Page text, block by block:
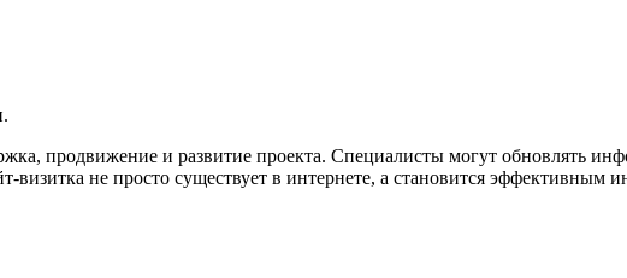
продвижение и развитие проекта. Специалисты могут обновлять
не просто существует в интернете, а становится эффективным